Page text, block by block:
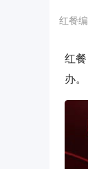
红餐
红
办。